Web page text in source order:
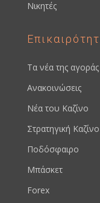
Νικητές
Τα νέα της αγοράς
Ανακοινώσεις
Νέα του Καζίνο
Στρατηγική Καζίνο
Ποδόσφαιρο
Μπάσκετ
Forex